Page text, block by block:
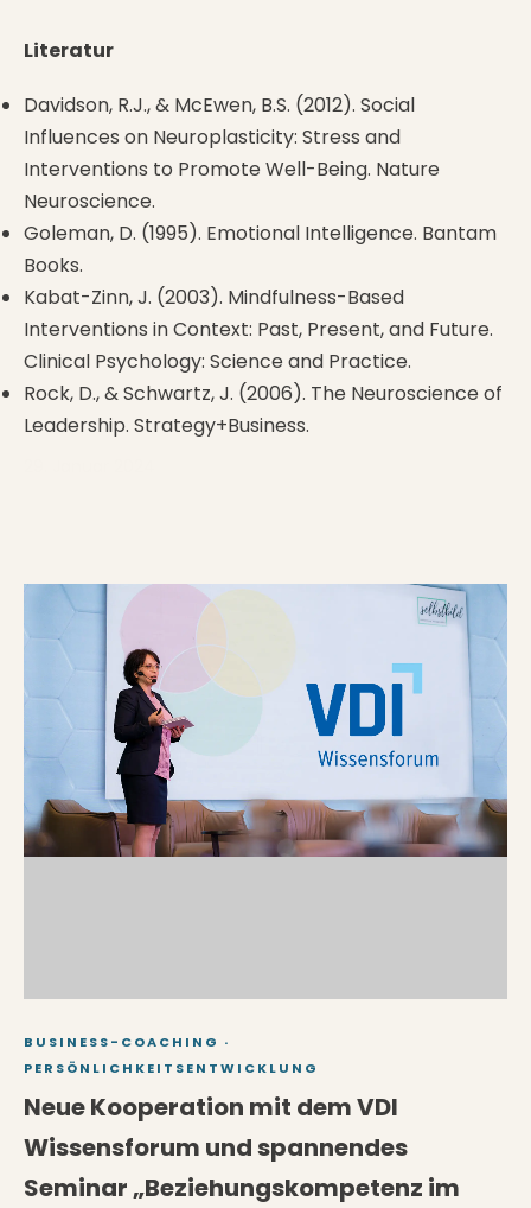
Literatur
Davidson, R.J., & McEwen, B.S. (2012). Social
Influences on Neuroplasticity: Stress and
Interventions to Promote Well-Being. Nature
Neuroscience.
Goleman, D. (1995). Emotional Intelligence. Bantam
Books.
Kabat-Zinn, J. (2003). Mindfulness-Based
Interventions in Context: Past, Present, and Future.
Clinical Psychology: Science and Practice.
Rock, D., & Schwartz, J. (2006). The Neuroscience of
Leadership. Strategy+Business.
BUSINESS-COACHING ·
PERSÖNLICHKEITSENTWICKLUNG
Neue Kooperation mit dem VDI
Wissensforum und spannendes
Seminar „Beziehungskompetenz im